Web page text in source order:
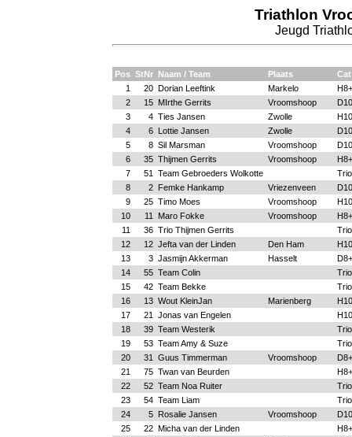
Triathlon
Jeugd
Pos StNr Naam / Team Plaats
Cat
1
20 Dorian Leeftink Markelo
H8+
2
15 MIrthe Gerrits Vroomshoop
3
4 Ties Jansen Zwolle
4
6 Lottie Jansen Zwolle
5
8 Sil Marsman Vroomshoop
6
35 Thijmen Gerrits Vroomshoop
H8+
7
51 Team Gebroeders Wolkotte
Trio
8
2 Femke Hankamp Vriezenveen
9
25 Timo Moes Vroomshoop
10
11 Maro Fokke Vroomshoop
H8+
11
36 Trio Thijmen Gerrits
Trio
12
12 Jefta van der Linden Den Ham
13
3 Jasmijn Akkerman Hasselt
D8+
14
55 Team Colin
Trio
15
42 Team Bekke
Trio
16
13 Wout KleinJan Marienberg
17
21 Jonas van Engelen
18
39 Team Westerik
Trio
19
53 Team Amy & Suze
Trio
20
31 Guus Timmerman Vroomshoop
D8+
21
75 Twan van Beurden
H8+
22
52 Team Noa Ruiter
Trio
23
54 Team Liam
Trio
24
5 Rosalie Jansen Vroomshoop
25
22 Micha van der Linden
H8+